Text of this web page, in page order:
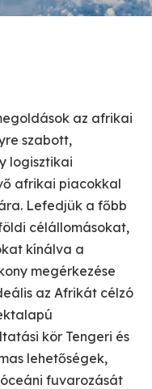
az afrikai
szabott,
logisztikai
afrikai piacokkal
Lefedjük a főbb
célállomásokat,
kínálva a
megérkezése
az Afrikát célzó
kör Tengeri és
lehetőségek,
fuvarozását